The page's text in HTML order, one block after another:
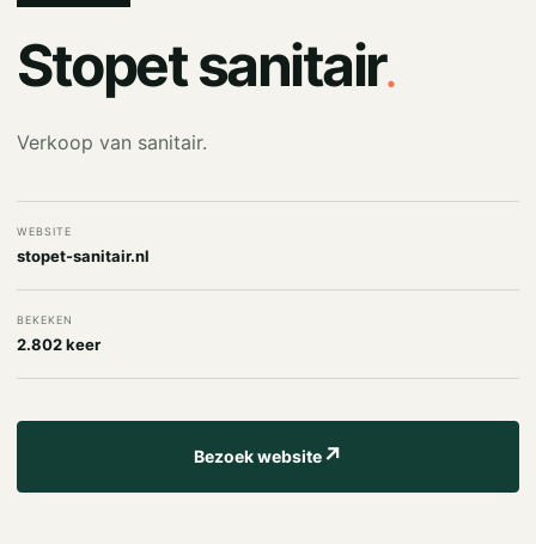
Stopet sanitair.
Verkoop van sanitair.
WEBSITE
stopet-sanitair.nl
BEKEKEN
2.802 keer
Bezoek website↗